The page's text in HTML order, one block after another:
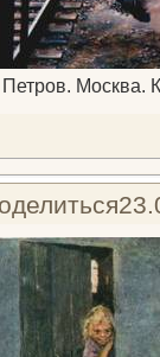
Москва.